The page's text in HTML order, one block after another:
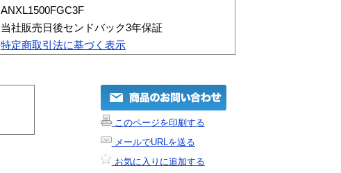
ANXL1500FGC3F
当社販売日後センドバック3年保証
特定商取引法に基づく表示
このページを印刷する
メールでURLを送る
お気に入りに追加する